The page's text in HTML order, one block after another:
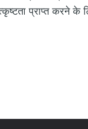
प्राप्त करने के